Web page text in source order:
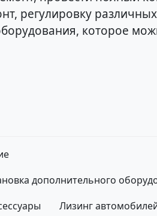
регулировку
которое
дополнительного
Лизинг